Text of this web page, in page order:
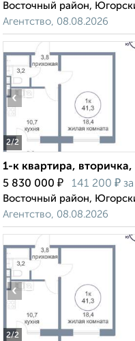
Восточный район,
Агентство, 08.08.2026
2/2
‹
1-к квартира,
5 830 000 ₽ 141 200 ₽
Восточный район,
Агентство, 08.08.2026
2/2
‹